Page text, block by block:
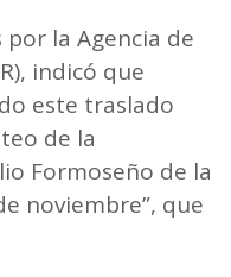
la Agencia de
indicó que
este traslado
de la
Formoseño de la
noviembre”, que